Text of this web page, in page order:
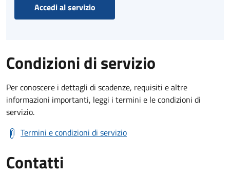
Accedi al servizio
Condizioni di servizio
Per conoscere i dettagli di scadenze, requisiti e altre
informazioni importanti, leggi i termini e le condizioni di
servizio.
Termini e condizioni di servizio
Contatti